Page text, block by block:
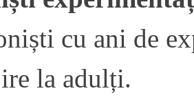
cu ani de
la adulți.